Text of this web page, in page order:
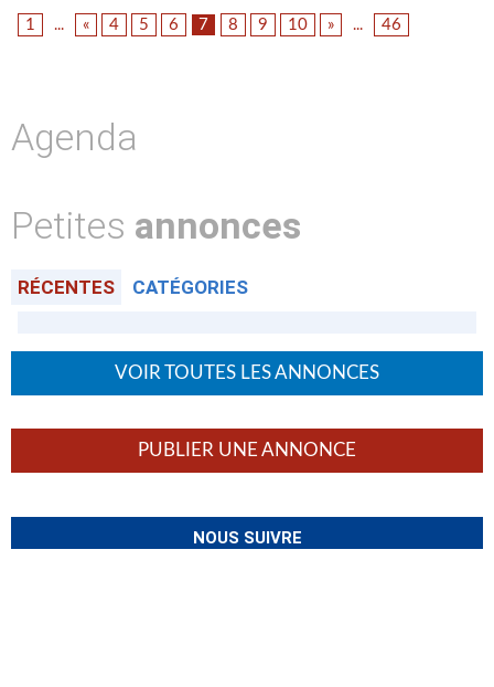
1 ... « 4 5 6 7 8 9 10 » ... 46
Agenda
Petites annonces
RÉCENTES CATÉGORIES
VOIR TOUTES LES ANNONCES
PUBLIER UNE ANNONCE
NOUS SUIVRE